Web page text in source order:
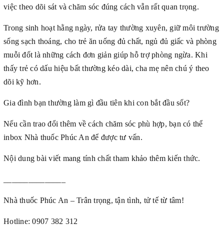
việc theo dõi sát và chăm sóc đúng cách vẫn rất quan trọng.
Trong sinh hoạt hằng ngày, rửa tay thường xuyên, giữ môi trường
sống sạch thoáng, cho trẻ ăn uống đủ chất, ngủ đủ giấc và phòng
muỗi đốt là những cách đơn giản giúp hỗ trợ phòng ngừa. Khi
thấy trẻ có dấu hiệu bất thường kéo dài, cha mẹ nên chú ý theo
dõi kỹ hơn.
Gia đình bạn thường làm gì đầu tiên khi con bắt đầu sốt?
Nếu cần trao đổi thêm về cách chăm sóc phù hợp, bạn có thể
inbox Nhà thuốc Phúc An để được tư vấn.
Nội dung bài viết mang tính chất tham khảo thêm kiến thức.
Nhà thuốc Phúc An – Trân trọng, tận tình, tử tế từ tâm!
Hotline: 0907 382 312